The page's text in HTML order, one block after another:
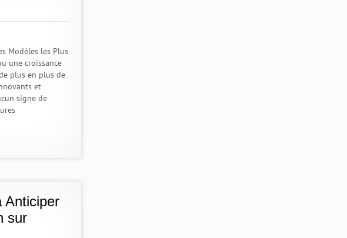
Modèles les Plus
une croissance
plus en plus de
et
signe de
Anticiper
sur